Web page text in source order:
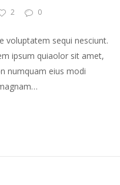
2 0
voluptatem sequi nesciunt.
ipsum quiaolor sit amet,
numquam eius modi